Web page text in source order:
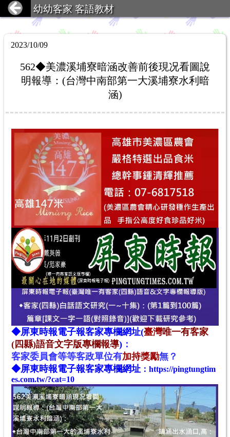
幼幼客家 客語教材
2023/10/09
562◆美濃溪埔寮暗涵改善前後現况看圖說
明報導：(台灣中南部第一大溪埔寮水利暗
涵)
◆屏東時報電子報客家專欄網址(臺灣唯一有客家
(四縣)語音文字版專欄報導) ：
客家委員會等等客政單位有加持獎勵無？
◆屏東時報電子報客家專欄網址 ： https://pingtungtim
es.com.tw/?cat=10